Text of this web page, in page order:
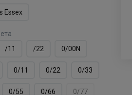
Essex
/11 /22 0/00N
0/11 0/22 0/33
0/55 0/66 0/77